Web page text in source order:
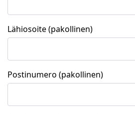
Lähiosoite (pakollinen)
Postinumero (pakollinen)